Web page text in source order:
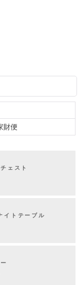
財便
ェスト
イトテーブル